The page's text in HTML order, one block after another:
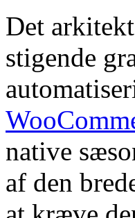
Det
stigende
native
af den